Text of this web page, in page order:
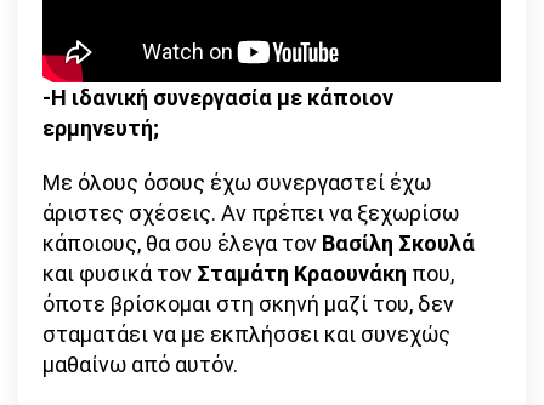
-Η ιδανική συνεργασία με κάποιον
ερμηνευτή;
Με όλους όσους έχω συνεργαστεί έχω
άριστες σχέσεις. Αν πρέπει να ξεχωρίσω
κάποιους, θα σου έλεγα τον Βασίλη Σκουλά
και φυσικά τον Σταμάτη Κραουνάκη που,
όποτε βρίσκομαι στη σκηνή μαζί του, δεν
σταματάει να με εκπλήσσει και συνεχώς
μαθαίνω από αυτόν.